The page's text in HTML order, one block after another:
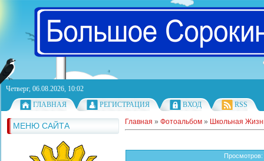
Четверг, 06.08.2026, 10:02
ГЛАВНАЯ
РЕГИСТРАЦИЯ ВХОД RSS
МЕНЮ САЙТА Главная » Фотоальбом » Школьная
Просмотров: